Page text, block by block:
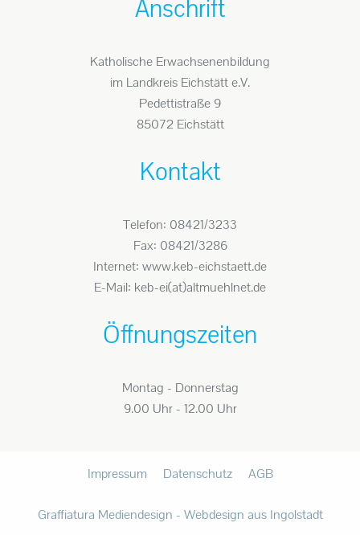
Anschrift
Katholische Erwachsenenbildung
im Landkreis Eichstätt e.V.
Pedettistraße 9
85072 Eichstätt
Kontakt
Telefon: 08421/3233
Fax: 08421/3286
Internet: www.keb-eichstaett.de
E-Mail: keb-ei(at)altmuehlnet.de
Öffnungszeiten
Montag - Donnerstag
9.00 Uhr - 12.00 Uhr
Impressum Datenschutz AGB
Graffiatura Mediendesign - Webdesign aus Ingolstadt